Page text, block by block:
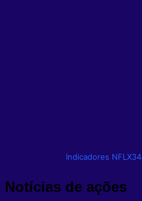
Indicadores NFLX34
Notícias de ações